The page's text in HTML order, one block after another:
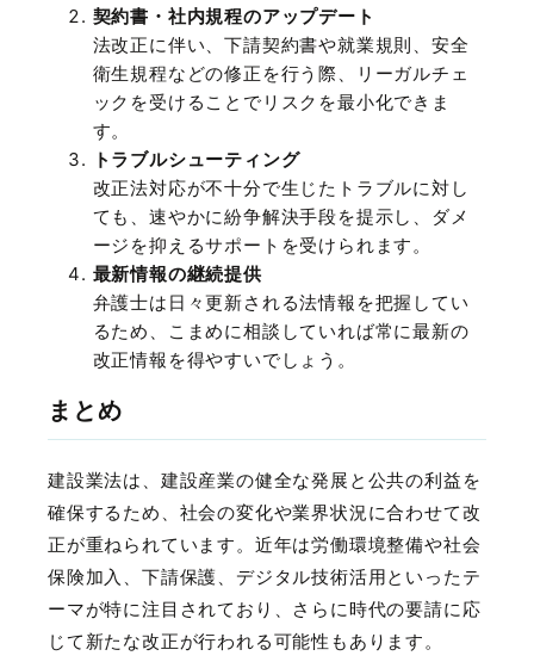
契約書・社内規程のアップデート
法改正に伴い、下請契約書や就業規則、安全
衛生規程などの修正を行う際、リーガルチェ
ックを受けることでリスクを最小化できま
す。
トラブルシューティング
改正法対応が不十分で生じたトラブルに対し
ても、速やかに紛争解決手段を提示し、ダメ
ージを抑えるサポートを受けられます。
最新情報の継続提供
弁護士は日々更新される法情報を把握してい
るため、こまめに相談していれば常に最新の
改正情報を得やすいでしょう。
まとめ
建設業法は、建設産業の健全な発展と公共の利益を
確保するため、社会の変化や業界状況に合わせて改
正が重ねられています。近年は労働環境整備や社会
保険加入、下請保護、デジタル技術活用といったテ
ーマが特に注目されており、さらに時代の要請に応
じて新たな改正が行われる可能性もあります。